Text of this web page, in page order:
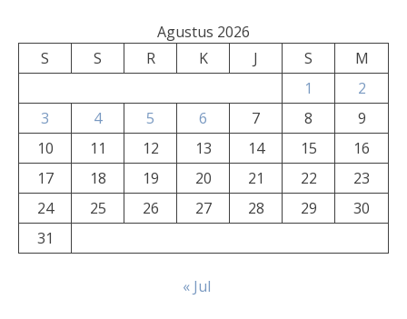
Agustus 2026
S
S R K J S
M
1
2
3
4 5 6 7 8
9
10
11 12 13 14 15
16
17
18 19 20 21 22
23
24
25 26 27 28 29
30
31
« Jul